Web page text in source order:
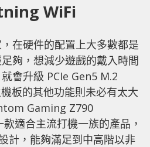
WiFi
在硬件的配置上大多數都是
夠，想減少遊戲的戴入時間
會升級 PCIe Gen5 M.2
板的其他功能則未必有太大
Gaming Z790
適合主流打機一族的產品，
計，能夠滿足到中高階以非